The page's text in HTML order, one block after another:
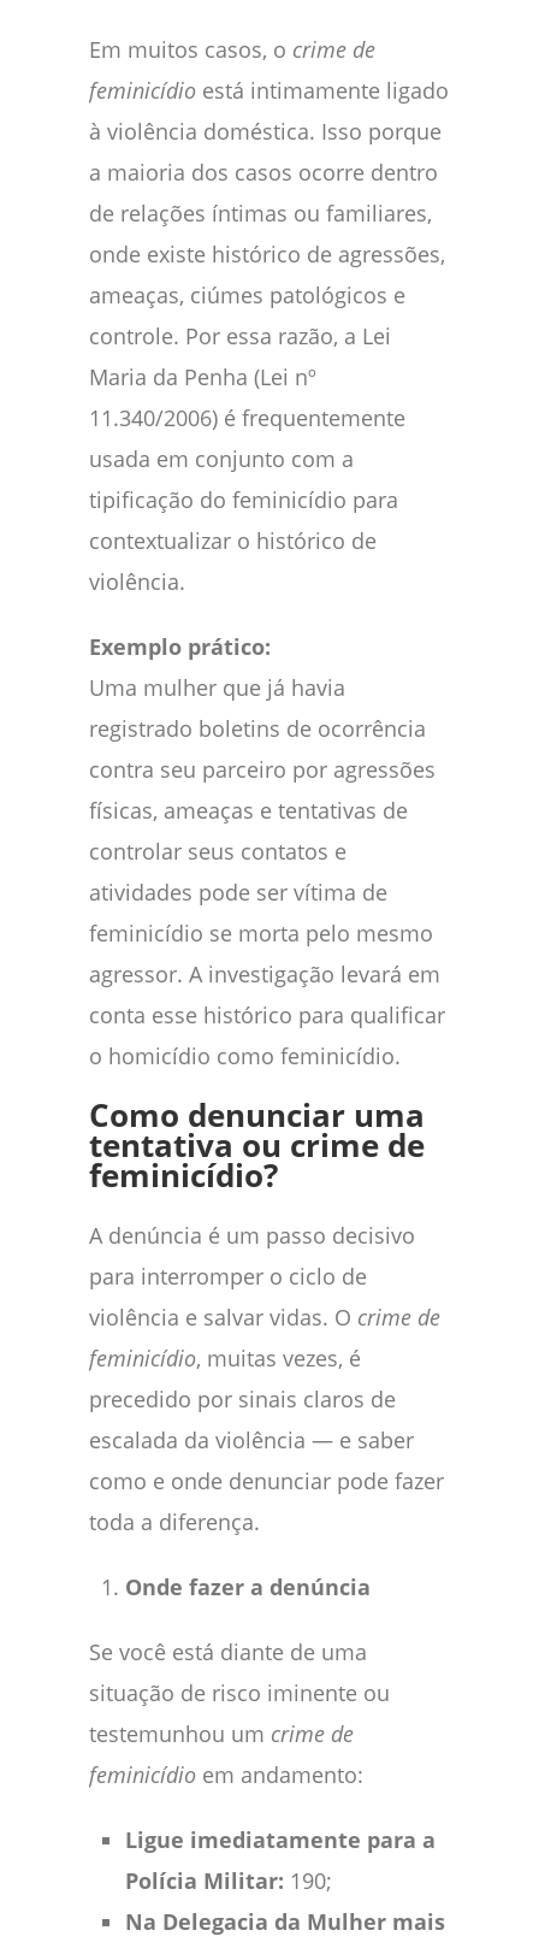
Em muitos casos, o crime de
feminicídio está intimamente ligado
à violência doméstica. Isso porque
a maioria dos casos ocorre dentro
de relações íntimas ou familiares,
onde existe histórico de agressões,
ameaças, ciúmes patológicos e
controle. Por essa razão, a Lei
Maria da Penha (Lei nº
11.340/2006) é frequentemente
usada em conjunto com a
tipificação do feminicídio para
contextualizar o histórico de
violência.
Exemplo prático:
Uma mulher que já havia
registrado boletins de ocorrência
contra seu parceiro por agressões
físicas, ameaças e tentativas de
controlar seus contatos e
atividades pode ser vítima de
feminicídio se morta pelo mesmo
agressor. A investigação levará em
conta esse histórico para qualificar
o homicídio como feminicídio.
Como denunciar uma
tentativa ou crime de
feminicídio?
A denúncia é um passo decisivo
para interromper o ciclo de
violência e salvar vidas. O crime de
feminicídio, muitas vezes, é
precedido por sinais claros de
escalada da violência — e saber
como e onde denunciar pode fazer
toda a diferença.
Onde fazer a denúncia
Se você está diante de uma
situação de risco iminente ou
testemunhou um crime de
feminicídio em andamento:
Ligue imediatamente para a
Polícia Militar: 190;
Na Delegacia da Mulher mais